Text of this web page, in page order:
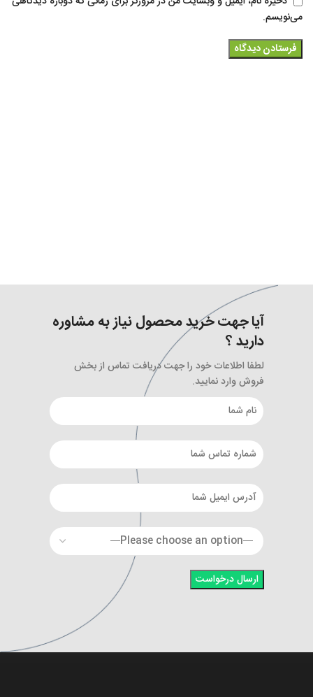
می‌نویسم.
آیا جهت خرید محصول نیاز به مشاوره
دارید ؟
لطفا اطلاعات خود را جهت دریافت تماس از بخش
فروش وارد نمایید.